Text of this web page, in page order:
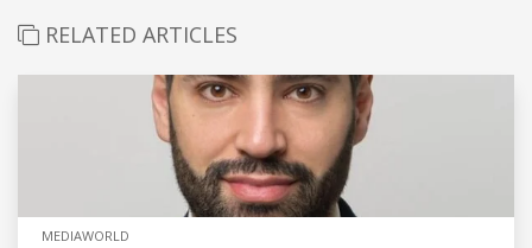
RELATED ARTICLES
MEDIAWORLD